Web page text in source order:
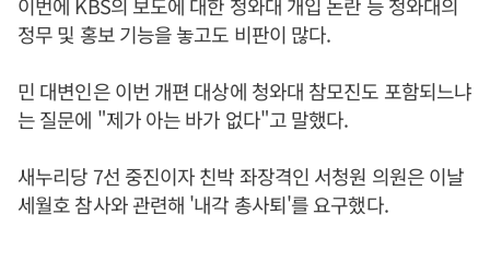
정무 및 홍보 기능을 놓고도 비판이 많다.
민 대변인은 이번 개편 대상에 청와대 참모진도 포함되느냐
는 질문에 "제가 아는 바가 없다"고 말했다.
새누리당 7선 중진이자 친박 좌장격인 서청원 의원은 이날
세월호 참사와 관련해 '내각 총사퇴'를 요구했다.